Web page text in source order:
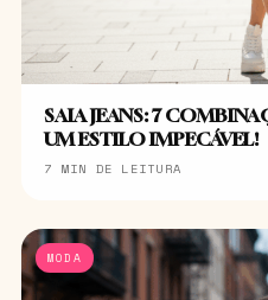
SAIA JEANS: 7
UM ESTILO IMPECÁVEL!
7 MIN DE LEITURA
MODA